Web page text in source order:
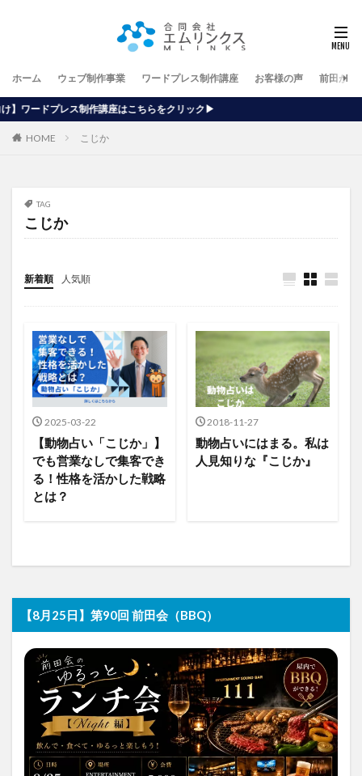
ホーム ウェブ制作事業 ワードプレス制作講座 お客様の声 前田が行
座はこちらをクリック▶
HOME こじか
TAG
こじか
新着順 人気順
2025-03-22
【動物占い「こじか」】
でも営業なしで集客でき
る！性格を活かした戦略
とは？
2018-11-27
動物占いにはまる。私は
人見知りな『こじか』
【8月25日】第90回 前田会（BBQ）